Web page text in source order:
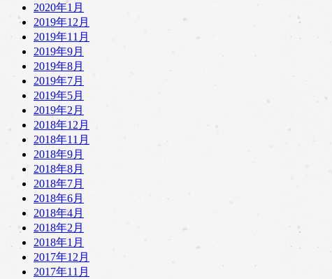
2020年1月
2019年12月
2019年11月
2019年9月
2019年8月
2019年7月
2019年5月
2019年2月
2018年12月
2018年11月
2018年9月
2018年8月
2018年7月
2018年6月
2018年4月
2018年2月
2018年1月
2017年12月
2017年11月